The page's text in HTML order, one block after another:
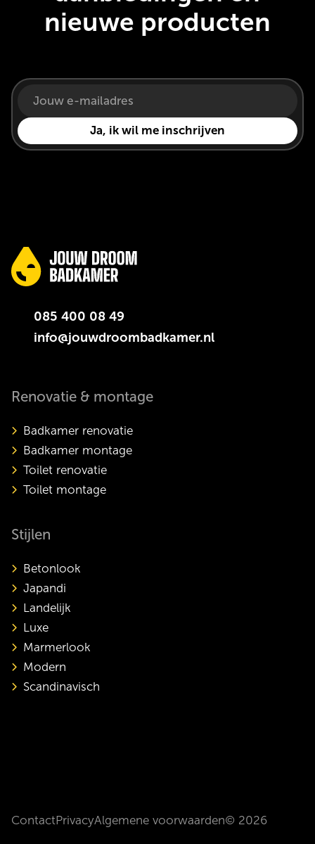
nieuwe producten
085 400 08 49
info@jouwdroombadkamer.nl
Renovatie & montage
Badkamer renovatie
Badkamer montage
Toilet renovatie
Toilet montage
Stijlen
Betonlook
Japandi
Landelijk
Luxe
Marmerlook
Modern
Scandinavisch
ContactPrivacyAlgemene voorwaarden© 2026